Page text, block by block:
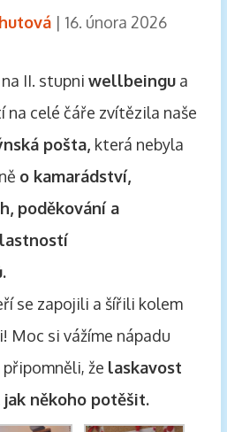
| 16. února 2026
II. stupni wellbeingua
na celé čáře zvítězila naše
pošta, která nebyla
o kamarádství,
poděkování a
se zapojili a šířili kolem
Moc si vážíme nápadu
že laskavost
někoho potěšit.